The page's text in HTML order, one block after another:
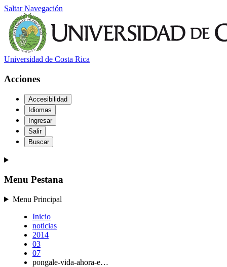
Saltar Navegación
Universidad de Costa Rica
Acciones
Accesibilidad
Idiomas
Ingresar
Salir
Buscar
Menu Pestana
Menu Principal
Inicio
noticias
2014
03
07
pongale-vida-ahora-e…